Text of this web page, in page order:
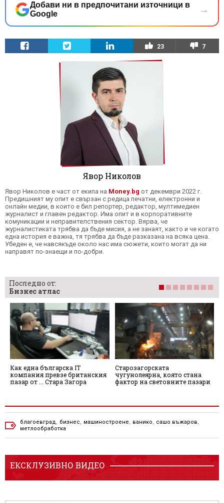
Добави ни в предпочитани източници в
Google
→
23 7
Явор Николов
Явор Николов е част от екипа на Money.bg от декември 2022 г.
Предишният му опит е свързан с редица печатни, електронни и
онлайн медии, в които е бил репортер, редактор, мултимедиен
журналист и главен редактор. Има опит и в корпоративните
комуникации и неправителствения сектор. Вярва, че
журналистиката трябва да бъде мисия, а не занаят, както и че когато
една история е важна, тя трябва да бъде разказана на всяка цена.
Убеден е, че навсякъде около нас има сюжети, които могат да ни
направят по-знаещи и по-добри.
Последно от:
Бизнес атлас
Как една българска IT
компания превзе британския
пазар от ... Стара Загора
Старозагорската
чугунолеярна, която стана
фактор на световните пазари
благоевград, бизнес, машиностроене, ванико, сашо въжаров,
метлообработка
ЕКСКЛУЗИВНО ВИДЕО